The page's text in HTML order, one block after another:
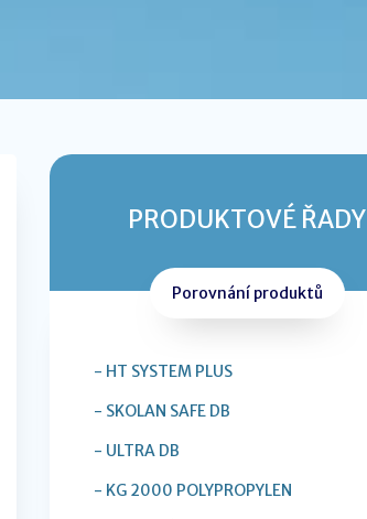
PRODUKTOVÉ ŘADY
Porovnání produktů
- HT SYSTEM PLUS
- SKOLAN SAFE DB
- ULTRA DB
- KG 2000 POLYPROPYLEN